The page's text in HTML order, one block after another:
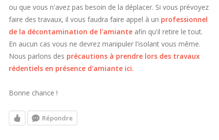
ou que vous n'avez pas besoin de la déplacer. Si vous prévoyez
faire des travaux, il vous faudra faire appel à un professionnel
de la décontamination de l'amiante afin qu'il retire le tout.
En aucun cas vous ne devrez manipuler l'isolant vous même.
Nous parlons des précautions à prendre lors des travaux
rédentiels en présence d'amiante ici.
Bonne chance !
Répondre